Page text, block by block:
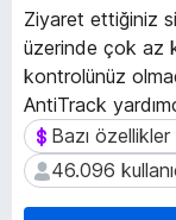
Ziyaret ettiğiniz
üzerinde çok az
kontrolünüz
AntiTrack
Bazı özellikler
Bazı
46.096 kullanıcı
46.096
m
e
t
a
v
e
r
i